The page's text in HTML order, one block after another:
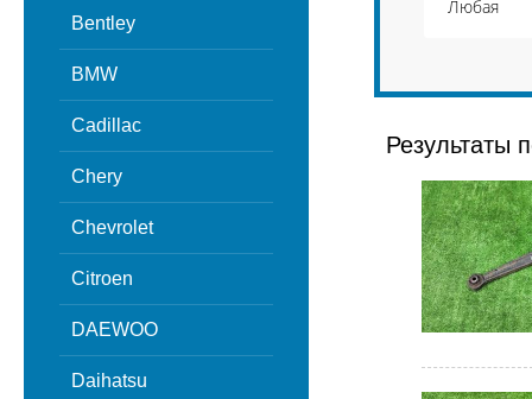
Bentley
BMW
Cadillac
Chery
Chevrolet
Citroen
DAEWOO
Daihatsu
Результаты